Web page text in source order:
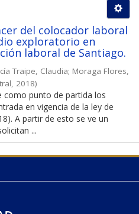
del colocador laboral
exploratorio en
laboral de Santiago.
Traipe, Claudia; Moraga Flores,
, 2018)
como punto de partida los
en vigencia de la ley de
A partir de esto se ve un
...